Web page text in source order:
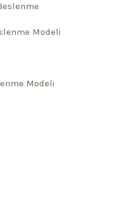
Modeli
Modeli